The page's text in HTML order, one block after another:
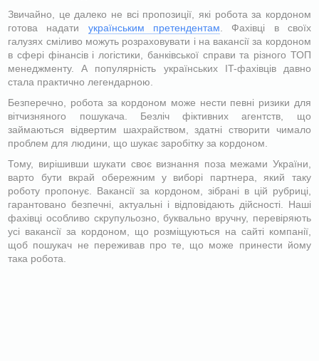
Звичайно, це далеко не всі пропозиції, які робота за кордоном
готова надати українським претендентам . Фахівці в своїх
галузях сміливо можуть розраховувати і на вакансії за кордоном
в сфері фінансів і логістики, банківської справи та різного ТОП
менеджменту. А популярність українських IT-фахівців давно
стала практично легендарною.
Безперечно, робота за кордоном може нести певні ризики для
вітчизняного пошукача. Безліч фіктивних агентств, що
займаються відвертим шахрайством, здатні створити чимало
проблем для людини, що шукає заробітку за кордоном.
Тому, вирішивши шукати своє визнання поза межами України,
варто бути вкрай обережним у виборі партнера, який таку
роботу пропонує. Вакансії за кордоном, зібрані в цій рубриці,
гарантовано безпечні, актуальні і відповідають дійсності. Наші
фахівці особливо скрупульозно, буквально вручну, перевіряють
усі вакансії за кордоном, що розміщуються на сайті компанії,
щоб пошукач не переживав про те, що може принести йому
така робота.